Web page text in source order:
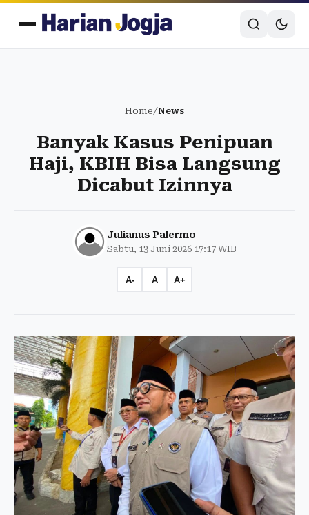
Home/News
Banyak Kasus Penipuan
Haji, KBIH Bisa Langsung
Dicabut Izinnya
Julianus Palermo
Sabtu, 13 Juni 2026 17:17 WIB
A- A A+